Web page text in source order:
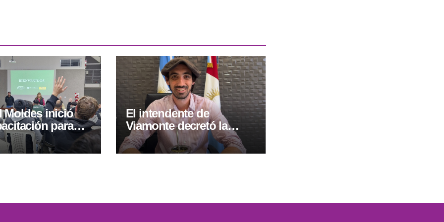
Moldes inició
para
de
cosechadoras
El intendente de
Viamonte decretó la
emergencia en seguridad